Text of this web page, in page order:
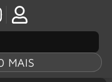
MAIS